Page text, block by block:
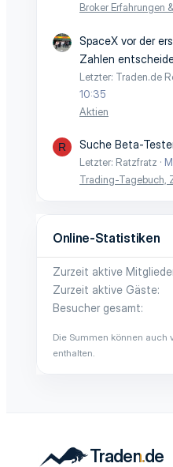
Broker Erfahrungen
SpaceX vor der
Zahlen
Letzter: Traden.de
10:35
Aktien
R Suche Beta-
Letzter: Ratzfratz
Trading-Tagebuch,
Online-Statistiken
Zurzeit aktive
Zurzeit aktive Gäste
Besucher gesamt
Die Summen können auch
enthalten.